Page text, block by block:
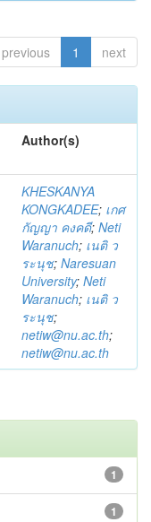
previous 1 next
Author(s)
KHESKANYA
KONGKADEE; เกศ
กัญญา คงคดี; Neti
Waranuch; เนติ ว
ระนุช; Naresuan
University; Neti
Waranuch; เนติ ว
ระนุช;
netiw@nu.ac.th;
netiw@nu.ac.th
1
1